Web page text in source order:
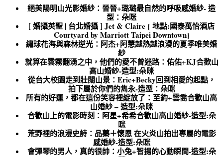
絕美陽明山光影婚紗：晉晉+璐璐最自然的呼吸感婚紗- 造
型：朵咪
[ 婚攝英聖 | 台北婚攝 ] Jet & Claire { 地點:國泰萬怡酒店
Courtyard by Marriott Taipei Downtown}
繡球花海與森林逆光：阿杰+阿慧越熱越浪漫的夏季唯美婚
紗
就算在雲霧翻湧之中，他們的愛不曾迷路：佑佑+KJ合歡山
高山婚紗-造型:朵咪
從台大校園走到壯闊山景：Eric+Becky回到相愛的起點，
拍下屬於你們的雋永-造型：朵咪
所有的好運，都在這份笑容裡綻放了：至鈞+雲喬合歡山高
山婚紗 – 造型:朵咪
合歡山上的電影時刻：阿星+希希合歡山高山婚紗-造型:朵
咪
荒野裡的浪漫史詩：品蓁＋懷恩 在火炎山拍出專屬的電影
感婚紗-造型:朵咪
會彈琴的男人，真的很帥：小兔+智揚的心動瞬間-造型:朵